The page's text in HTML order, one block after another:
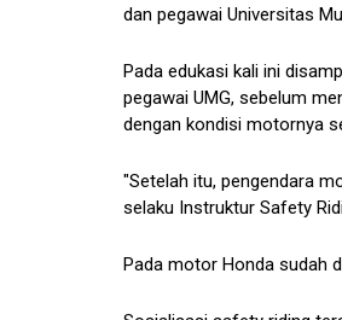
dan pegawai Universitas
Pada edukasi kali ini
pegawai UMG, sebelum
dengan kondisi motornya
"Setelah itu, pengendara
selaku Instruktur Safety
Pada motor Honda sudah